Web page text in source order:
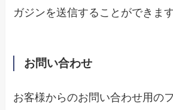
ガジンを送信することができます
お問い合わせ
お客様からのお問い合わせ用の